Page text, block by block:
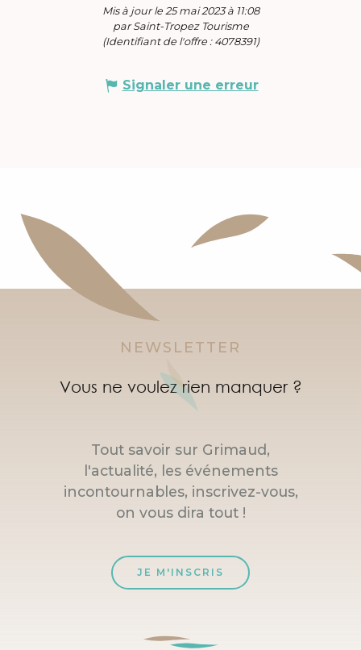
Mis à jour le 25 mai 2023 à 11:08
par Saint-Tropez Tourisme
(Identifiant de l'offre : 4078391)
Signaler une erreur
NEWSLETTER
Vous ne voulez rien manquer ?
Tout savoir sur Grimaud,
l'actualité, les événements
incontournables, inscrivez-vous,
on vous dira tout !
JE M'INSCRIS